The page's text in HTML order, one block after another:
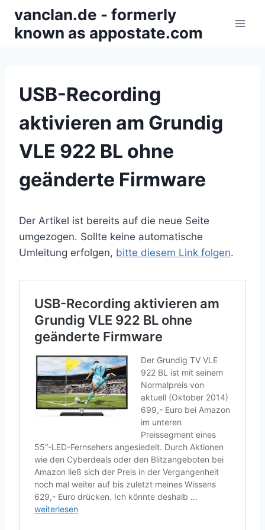
Inhalt
springen
vanclan.de - formerly
known as appostate.com
USB-Recording
aktivieren am Grundig
VLE 922 BL ohne
geänderte Firmware
Der Artikel ist bereits auf die neue Seite
umgezogen. Sollte keine automatische
Umleitung erfolgen, bitte diesem Link folgen.